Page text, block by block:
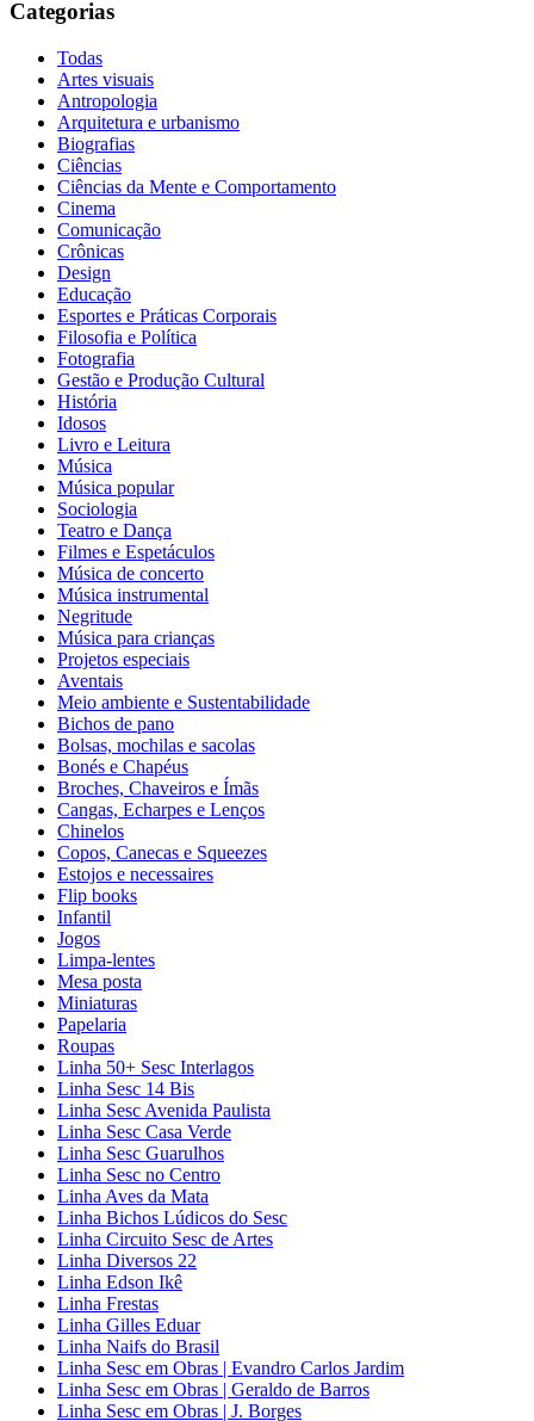
Categorias
Todas
Artes visuais
Antropologia
Arquitetura e urbanismo
Biografias
Ciências
Ciências da Mente e Comportamento
Cinema
Comunicação
Crônicas
Design
Educação
Esportes e Práticas Corporais
Filosofia e Política
Fotografia
Gestão e Produção Cultural
História
Idosos
Livro e Leitura
Música
Música popular
Sociologia
Teatro e Dança
Filmes e Espetáculos
Música de concerto
Música instrumental
Negritude
Música para crianças
Projetos especiais
Aventais
Meio ambiente e Sustentabilidade
Bichos de pano
Bolsas, mochilas e sacolas
Bonés e Chapéus
Broches, Chaveiros e Ímãs
Cangas, Echarpes e Lenços
Chinelos
Copos, Canecas e Squeezes
Estojos e necessaires
Flip books
Infantil
Jogos
Limpa-lentes
Mesa posta
Miniaturas
Papelaria
Roupas
Linha 50+ Sesc Interlagos
Linha Sesc 14 Bis
Linha Sesc Avenida Paulista
Linha Sesc Casa Verde
Linha Sesc Guarulhos
Linha Sesc no Centro
Linha Aves da Mata
Linha Bichos Lúdicos do Sesc
Linha Circuito Sesc de Artes
Linha Diversos 22
Linha Edson Ikê
Linha Frestas
Linha Gilles Eduar
Linha Naifs do Brasil
Linha Sesc em Obras | Evandro Carlos Jardim
Linha Sesc em Obras | Geraldo de Barros
Linha Sesc em Obras | J. Borges